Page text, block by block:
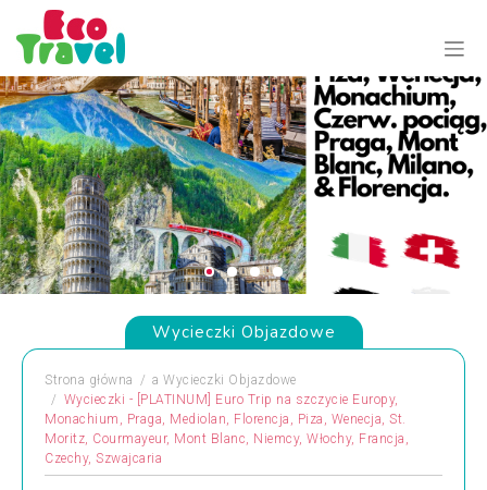
Wycieczki Objazdowe
Strona główna a Wycieczki Objazdowe
Wycieczki - [PLATINUM] Euro Trip na szczycie Europy,
Monachium, Praga, Mediolan, Florencja, Piza, Wenecja, St.
Moritz, Courmayeur, Mont Blanc, Niemcy, Włochy, Francja,
Czechy, Szwajcaria